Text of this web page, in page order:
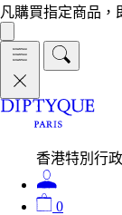
凡購買指定商品，
香港特別行
0